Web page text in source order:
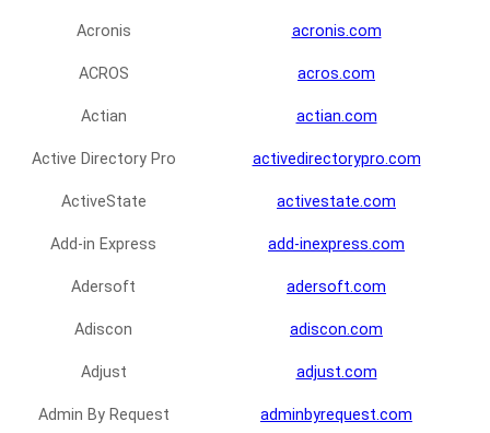
Acronis acronis.com
ACROS acros.com
Actian actian.com
Active Directory Pro activedirectorypro.com
ActiveState activestate.com
Add-in Express add-inexpress.com
Adersoft adersoft.com
Adiscon adiscon.com
Adjust adjust.com
Admin By Request adminbyrequest.com